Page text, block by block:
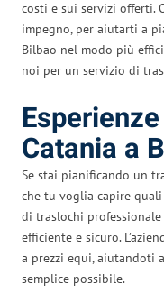
costi e sui servizi offerti.
impegno, per aiutarti a
Bilbao nel modo più
noi per un servizio di
Catania a
Se stai pianificando un
che tu voglia capire quali
di traslochi
efficiente e sicuro.
a prezzi equi, aiutandoti
semplice possibile.